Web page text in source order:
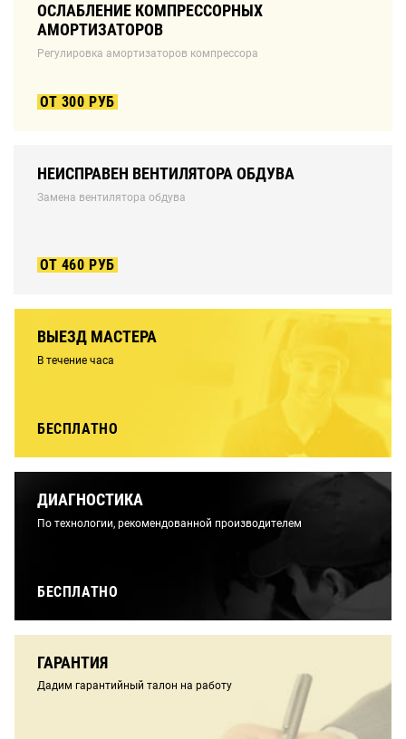
ОСЛАБЛЕНИЕ КОМПРЕССОРНЫХ
АМОРТИЗАТОРОВ
Регулировка амортизаторов компрессора
ОТ 300 РУБ
НЕИСПРАВЕН ВЕНТИЛЯТОРА ОБДУВА
Замена вентилятора обдува
ОТ 460 РУБ
ВЫЕЗД МАСТЕРА
В течение часа
БЕСПЛАТНО
ДИАГНОСТИКА
По технологии, рекомендованной производителем
БЕСПЛАТНО
ГАРАНТИЯ
Дадим гарантийный талон на работу